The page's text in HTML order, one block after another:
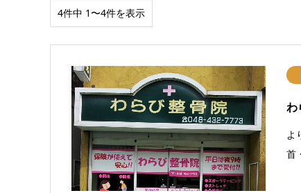
4件中 1〜4件を表示
わ
よ
首